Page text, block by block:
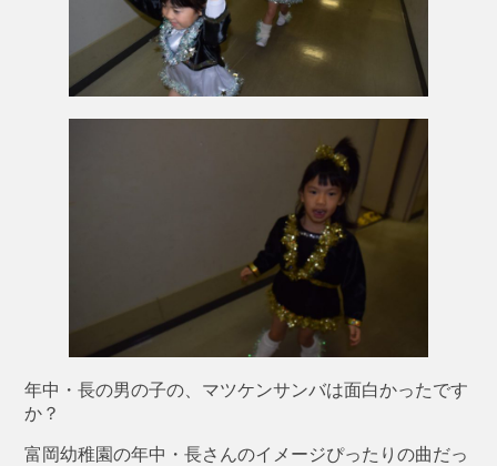
年中・長の男の子の、マツケンサンバは面白かったです
か？
富岡幼稚園の年中・長さんのイメージぴったりの曲だっ